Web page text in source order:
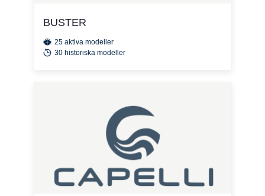
BUSTER
25 aktiva modeller
30 historiska modeller